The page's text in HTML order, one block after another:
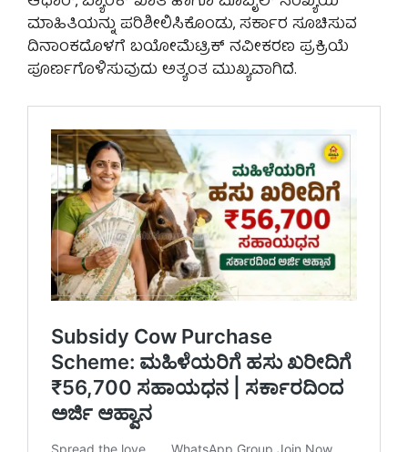
ಮಾಹಿತಿಯನ್ನು ಪರಿಶೀಲಿಸಿಕೊಂಡು, ಸರ್ಕಾರ ಸೂಚಿಸುವ
ದಿನಾಂಕದೊಳಗೆ ಬಯೋಮೆಟ್ರಿಕ್ ನವೀಕರಣ ಪ್ರಕ್ರಿಯೆ
ಪೂರ್ಣಗೊಳಿಸುವುದು ಅತ್ಯಂತ ಮುಖ್ಯವಾಗಿದೆ.